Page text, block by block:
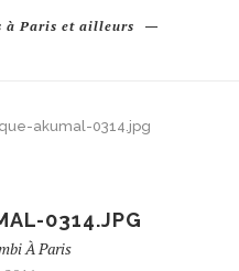
à Paris et ailleurs
akumal-0314.jpg
0314.JPG
À Paris